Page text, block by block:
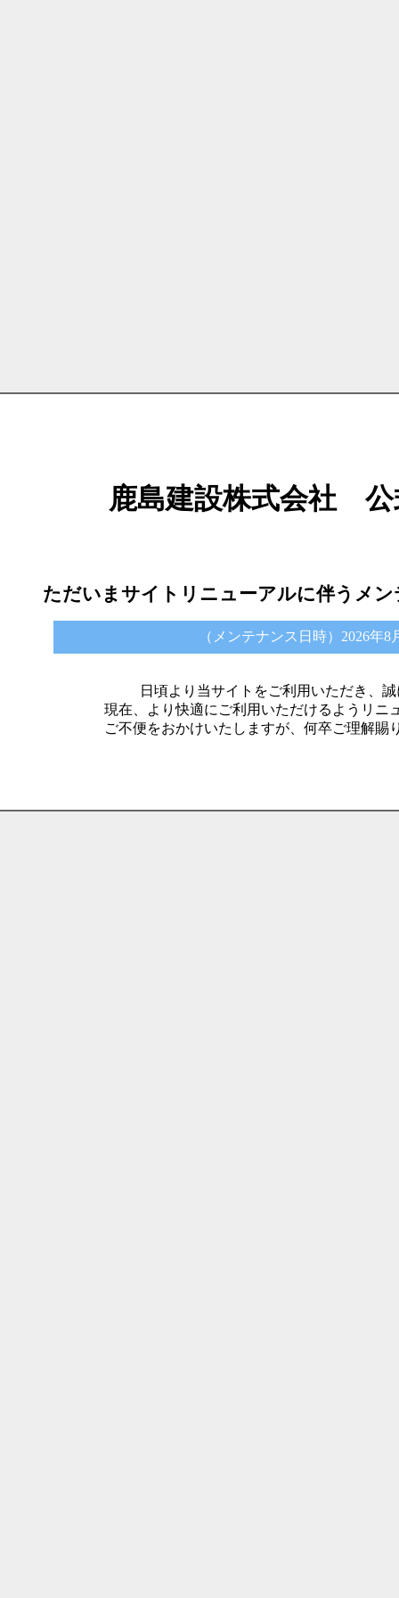
鹿島建設株式会社
ただいまサイトリニューアルに伴うメ
（メンテナンス日時）2026年8
日頃より当サイトをご利用いただき、
現在、より快適にご利用いただけるようリニ
ご不便をおかけいたしますが、何卒ご理解賜